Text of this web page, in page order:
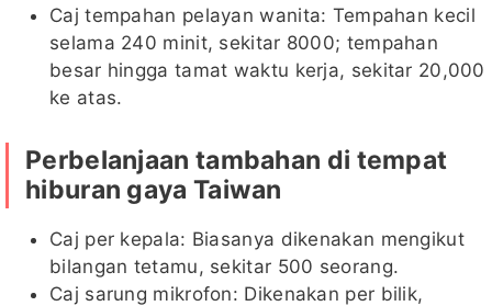
Caj tempahan pelayan wanita: Tempahan kecil
selama 240 minit, sekitar 8000; tempahan
besar hingga tamat waktu kerja, sekitar 20,000
ke atas.
Perbelanjaan tambahan di tempat
hiburan gaya Taiwan
Caj per kepala: Biasanya dikenakan mengikut
bilangan tetamu, sekitar 500 seorang.
Caj sarung mikrofon: Dikenakan per bilik,